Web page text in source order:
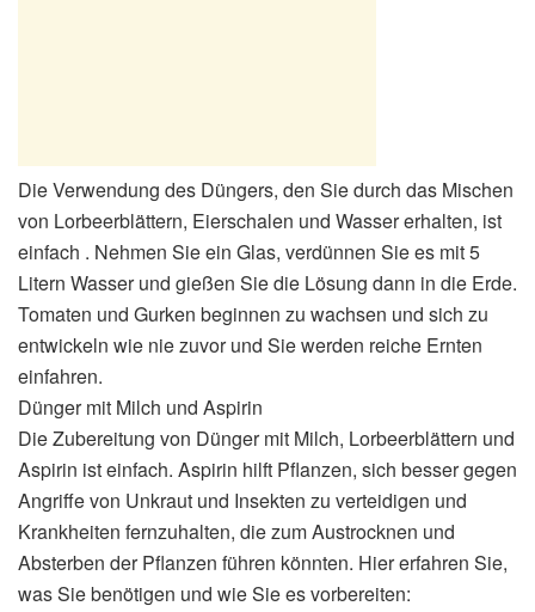
Die Verwendung des Düngers, den Sie durch das Mischen
von Lorbeerblättern, Eierschalen und Wasser erhalten, ist
einfach . Nehmen Sie ein Glas, verdünnen Sie es mit 5
Litern Wasser und gießen Sie die Lösung dann in die Erde.
Tomaten und Gurken beginnen zu wachsen und sich zu
entwickeln wie nie zuvor und Sie werden reiche Ernten
einfahren.
Dünger mit Milch und Aspirin
Die Zubereitung von Dünger mit Milch, Lorbeerblättern und
Aspirin ist einfach. Aspirin hilft Pflanzen, sich besser gegen
Angriffe von Unkraut und Insekten zu verteidigen und
Krankheiten fernzuhalten, die zum Austrocknen und
Absterben der Pflanzen führen könnten. Hier erfahren Sie,
was Sie benötigen und wie Sie es vorbereiten: